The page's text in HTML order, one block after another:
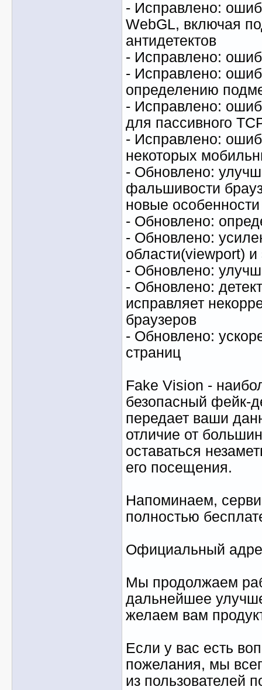
- Исправлено:
WebGL, включая
антидетектов
- Исправлено:
- Исправлено:
определению
- Исправлено:
для пассивного
- Исправлено:
некоторых
- Обновлено:
фальшивости
новые особенности
- Обновлено:
- Обновлено:
области(viewport) и
- Обновлено:
- Обновлено:
исправляет
браузеров
- Обновлено:
страниц
Fake Vision -
безопасный фейк-
передает ваши
отличие от
оставаться
его посещения.
Напоминаем,
полностью
Официальный
Мы продолжаем
дальнейшее
желаем вам
Если у вас есть
пожелания, мы
из пользователей